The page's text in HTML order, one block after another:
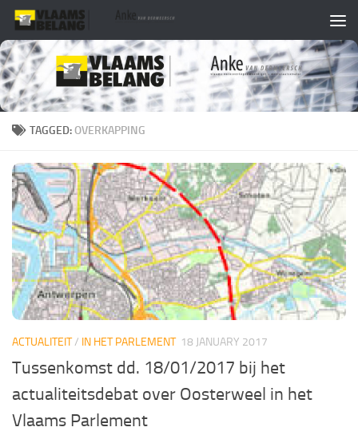
Skip to content
TAGGED:OVERKAPPING
ACTUALITEIT/ IN HET PARLEMENT 18 JANUARY 2017
Tussenkomst dd. 18/01/2017 bij het
actualiteitsdebat over Oosterweel in het
Vlaams Parlement